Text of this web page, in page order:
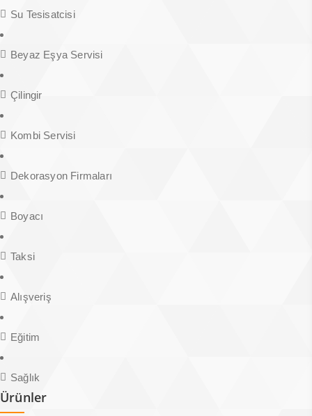
Su Tesisatcisi
Beyaz Eşya Servisi
Çilingir
Kombi Servisi
Dekorasyon Firmaları
Boyacı
Taksi
Alışveriş
Eğitim
Sağlık
Ürünler